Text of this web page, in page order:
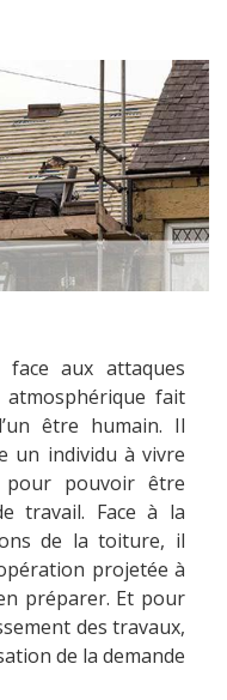
aux attaques
fait
être humain. Il
un individu à vivre
pour pouvoir être
travail. Face à la
de la toiture, il
projetée à
préparer. Et pour
des travaux,
de la demande